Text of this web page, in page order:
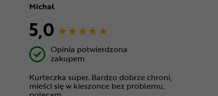
Michał
5,0
Opinia potwierdzona
zakupem
Kurteczka super. Bardzo dobrze chroni,
mieści się w kieszonce bez problemu,